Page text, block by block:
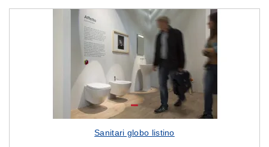
Sanitari globo listino